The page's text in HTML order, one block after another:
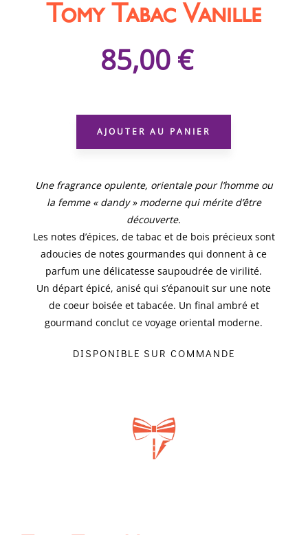
Tomy Tabac Vanille
85,00 €
DE
TOMY
VANILLE
AJOUTER AU PANIER
Une fragrance opulente, orientale pour l’homme ou
la femme « dandy » moderne qui mérite d’être
découverte.
Les notes d’épices, de tabac et de bois précieux sont
adoucies de notes gourmandes qui donnent à ce
parfum une délicatesse saupoudrée de virilité.
Un départ épicé, anisé qui s’épanouit sur une note
de coeur boisée et tabacée. Un final ambré et
gourmand conclut ce voyage oriental moderne.
DISPONIBLE SUR COMMANDE